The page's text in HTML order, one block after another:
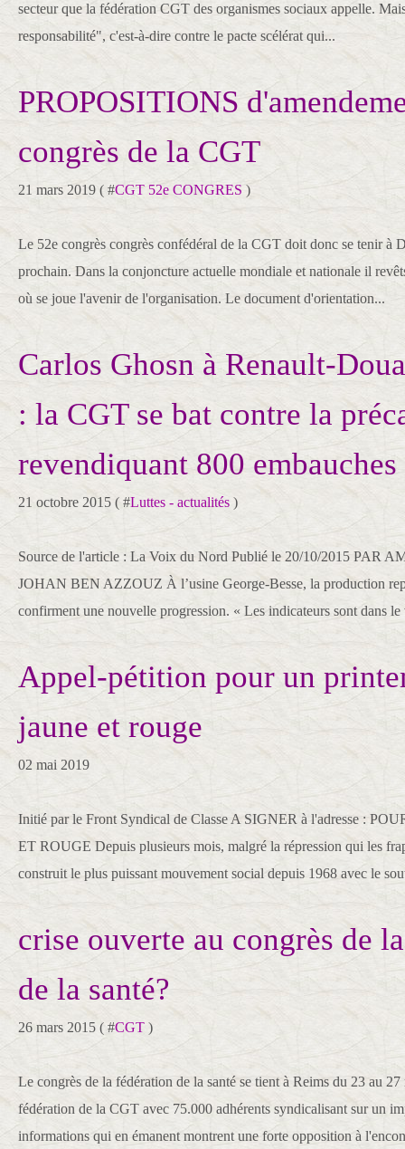
secteur que la fédération CGT des organismes sociaux appelle.
responsabilité", c'est-à-dire contre le pacte scélérat qui...
PROPOSITIONS
congrès de la CGT
21 mars 2019 ( #CGT 52e CONGRES )
Le 52e congrès congrès confédéral de la CGT doit donc se tenir à
prochain. Dans la conjoncture actuelle mondiale et nationale il
où se joue l'avenir de l'organisation. Le document d'orientation...
Carlos Ghosn à Renault-
: la CGT se bat contre la
revendiquant 800
21 octobre 2015 ( #Luttes - actualités )
Source de l'article : La Voix du Nord Publié le 20/10/2015 PAR
JOHAN BEN AZZOUZ À l’usine George-Besse, la production
confirment une nouvelle progression. « Les indicateurs sont dans le
Appel-pétition pour un
jaune et rouge
02 mai 2019
Initié par le Front Syndical de Classe A SIGNER à l'adresse :
ET ROUGE Depuis plusieurs mois, malgré la répression qui les
construit le plus puissant mouvement social depuis 1968 avec le
crise ouverte au congrès de
de la santé?
26 mars 2015 ( #CGT )
Le congrès de la fédération de la santé se tient à Reims du 23 au
fédération de la CGT avec 75.000 adhérents syndicalisant sur un
informations qui en émanent montrent une forte opposition à